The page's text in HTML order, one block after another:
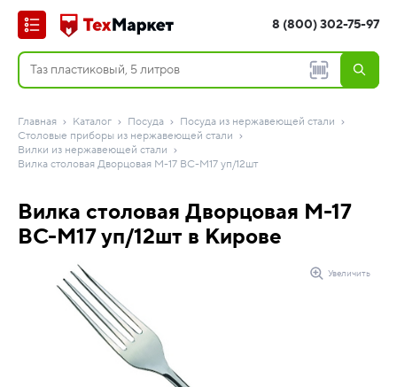
8 (800) 302-75-97
Главная Каталог Посуда
Посуда из нержавеющей стали
Столовые приборы из нержавеющей стали
Вилки из нержавеющей стали
Вилка столовая Дворцовая М-17 ВС-М17 уп/12шт
Вилка столовая Дворцовая М-17
ВС-М17 уп/12шт в Кирове
Увеличить